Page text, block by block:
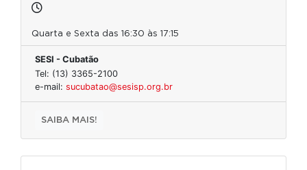
Quarta e Sexta das 16:30 às 17:15
SESI - Cubatão
Tel: (13) 3365-2100
e-mail: sucubatao@sesisp.org.br
SAIBA MAIS!